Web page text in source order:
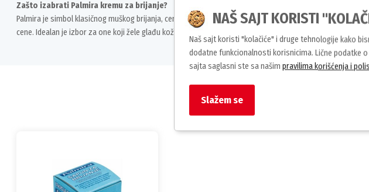
Zašto izabrati Palmira kremu za brijanje?
Palmira je simbol klasičnog muškog brijanja, cenjena zbog svoje pouzdanosti, jednostavnosti i
cene. Idealan je izbor za one koji žele glađu kožu i tradicionalni osećaj brijanja – bez kompromisa u
NAŠ SAJT KORISTI
Naš sajt koristi "kolačiće" i druge tehnologije kako
dodatne funkcionalnosti korisnicima. Lične podatke
sajta saglasni ste sa našim pravilima korišćenja i
Slažem se